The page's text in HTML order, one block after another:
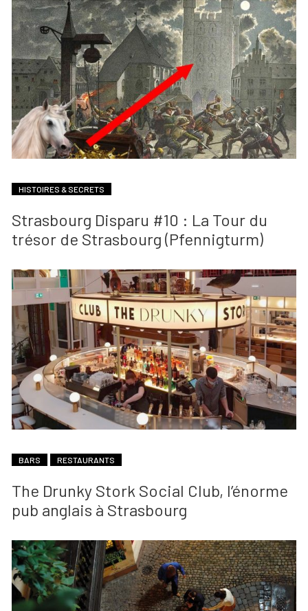
HISTOIRES & SECRETS
Strasbourg Disparu #10 : La Tour du
trésor de Strasbourg (Pfennigturm)
BARS RESTAURANTS
The Drunky Stork Social Club, l’énorme
pub anglais à Strasbourg